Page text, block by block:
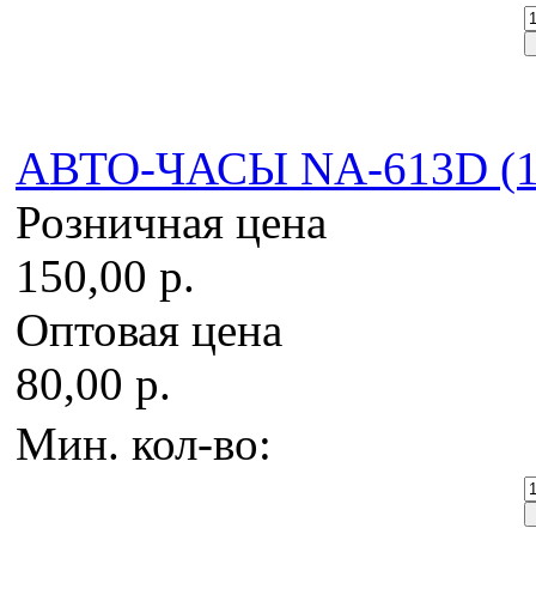
АВТО-ЧАСЫ NA-613D (1
Розничная цена
150,00 р.
Оптовая цена
80,00 р.
Мин. кол-во: